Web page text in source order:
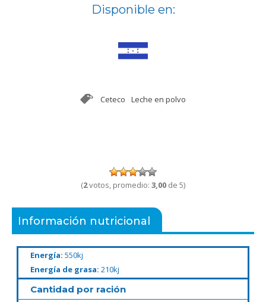
Disponible en:
Ceteco Leche en polvo
(2votos, promedio: 3,00 de 5)
Información nutricional
Energía: 550kj
Energía de grasa: 210kj
Cantidad por ración